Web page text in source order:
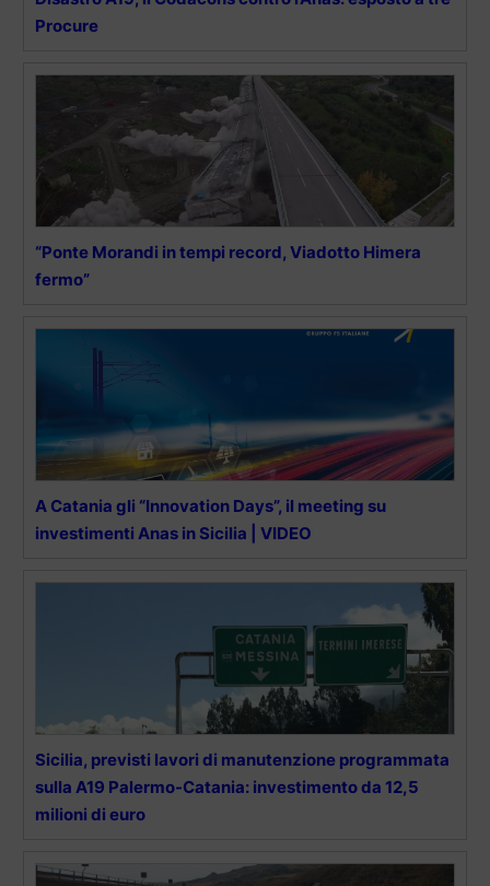
Procure
“Ponte Morandi in tempi record, Viadotto Himera
fermo”
A Catania gli “Innovation Days”, il meeting su
investimenti Anas in Sicilia | VIDEO
Sicilia, previsti lavori di manutenzione programmata
sulla A19 Palermo-Catania: investimento da 12,5
milioni di euro